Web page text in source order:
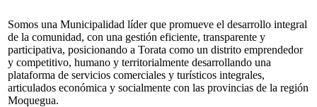
Somos una Municipalidad líder que promueve el desarrollo integral
de la comunidad, con una gestión eficiente, transparente y
participativa, posicionando a Torata como un distrito emprendedor
y competitivo, humano y territorialmente desarrollando una
plataforma de servicios comerciales y turísticos integrales,
articulados económica y socialmente con las provincias de la región
Moquegua.